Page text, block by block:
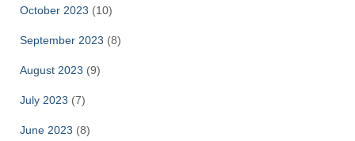
October 2023 (10)
September 2023 (8)
August 2023 (9)
July 2023 (7)
June 2023 (8)